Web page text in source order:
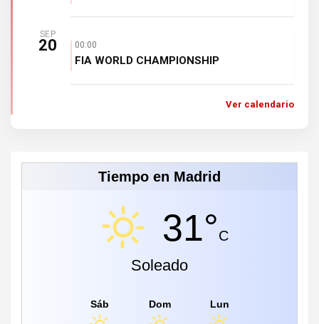
SEP
20 00:00
FIA WORLD CHAMPIONSHIP
Ver calendario
Tiempo en Madrid
31°C
Soleado
Sáb Dom Lun